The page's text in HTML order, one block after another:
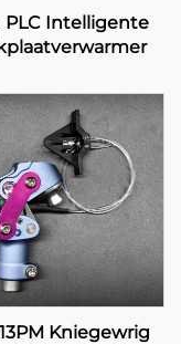
PLC Intelligente
Kniegewrig